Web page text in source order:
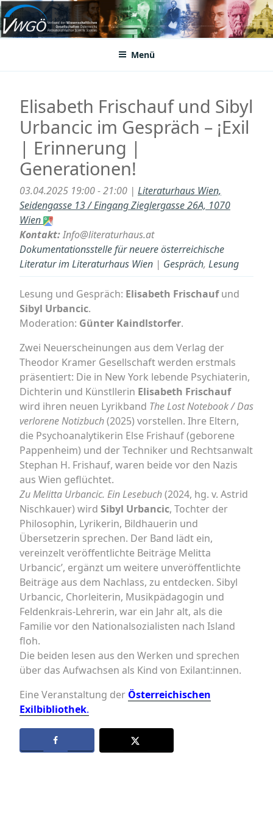
Zum
Inhalt
springenVWGÖ
Federation of Austrian Scientific Societies
Menü
Elisabeth Frischauf und Sibyl
Urbancic im Gespräch – ¡Exil
| Erinnerung |
Generationen!
03.04.2025 19:00 - 21:00 | Literaturhaus Wien,
Seidengasse 13 / Eingang Zieglergasse 26A, 1070
Wien
Kontakt:Info@literaturhaus.at
Dokumentationsstelle für neuere österreichische
Literatur im Literaturhaus Wien | Gespräch, Lesung
Lesung und Gespräch: Elisabeth Frischaufund
Sibyl Urbancic.
Moderation: Günter Kaindlstorfer.
Zwei Neuerscheinungen aus dem Verlag der
Theodor Kramer Gesellschaft werden erstmals
präsentiert: Die in New York lebende Psychiaterin,
Dichterin und Künstllerin Elisabeth Frischauf
wird ihren neuen Lyrikband The Lost Notebook / Das
verlorene Notizbuch(2025) vorstellen. Ihre Eltern,
die Psychoanalytikerin Else Frishauf (geborene
Pappenheim) und der Techniker und Rechtsanwalt
Stephan H. Frishauf, waren beide vor den Nazis
aus Wien geflüchtet.
Zu Melitta Urbancic. Ein Lesebuch(2024, hg. v. Astrid
Nischkauer) wird Sibyl Urbancic, Tochter der
Philosophin, Lyrikerin, Bildhauerin und
Übersetzerin sprechen. Der Band lädt ein,
vereinzelt veröffentlichte Beiträge Melitta
Urbancic’, ergänzt um weitere unveröffentlichte
Beiträge aus dem Nachlass, zu entdecken. Sibyl
Urbancic, Chorleiterin, Musikpädagogin und
Feldenkrais-Lehrerin, war ein Jahr alt, als die
Familie vor den Nationalsozialisten nach Island
floh.
Die beiden lesen aus den Werken und sprechen
über das Aufwachsen als Kind von Exilant:innen.
Eine Veranstaltung der Österreichischen
Exilbibliothek.